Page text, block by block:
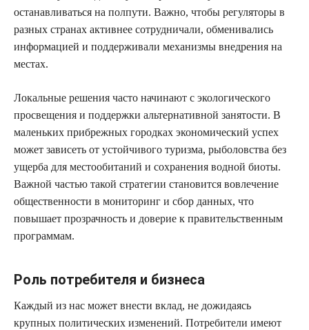
останавливаться на полпути. Важно, чтобы регуляторы в
разных странах активнее сотрудничали, обменивались
информацией и поддерживали механизмы внедрения на
местах.
Локальные решения часто начинают с экологического
просвещения и поддержки альтернативной занятости. В
маленьких прибрежных городках экономический успех
может зависеть от устойчивого туризма, рыболовства без
ущерба для местообитаний и сохранения водной биоты.
Важной частью такой стратегии становится вовлечение
общественности в мониторинг и сбор данных, что
повышает прозрачность и доверие к правительственным
программам.
Роль потребителя и бизнеса
Каждый из нас может внести вклад, не дожидаясь
крупных политических изменений. Потребители имеют